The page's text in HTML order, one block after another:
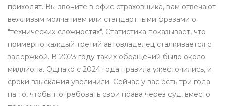
приходят. Вы звоните в офис страховщика, вам отвечают
вежливым молчанием или стандартными фразами о
"технических сложностях". Статистика показывает, что
примерно каждый третий автовладелец сталкивается с
задержкой. В 2023 году таких обращений было около
миллиона. Однако с 2024 года правила ужесточились, и
сроки взыскания увеличили. Сейчас у вас есть три года
на то, чтобы потребовать свои права через суд, вместо